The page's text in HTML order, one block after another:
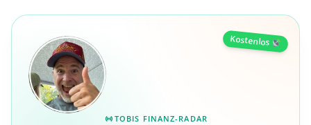
Kostenlos
TOBIS FINANZ-RADAR